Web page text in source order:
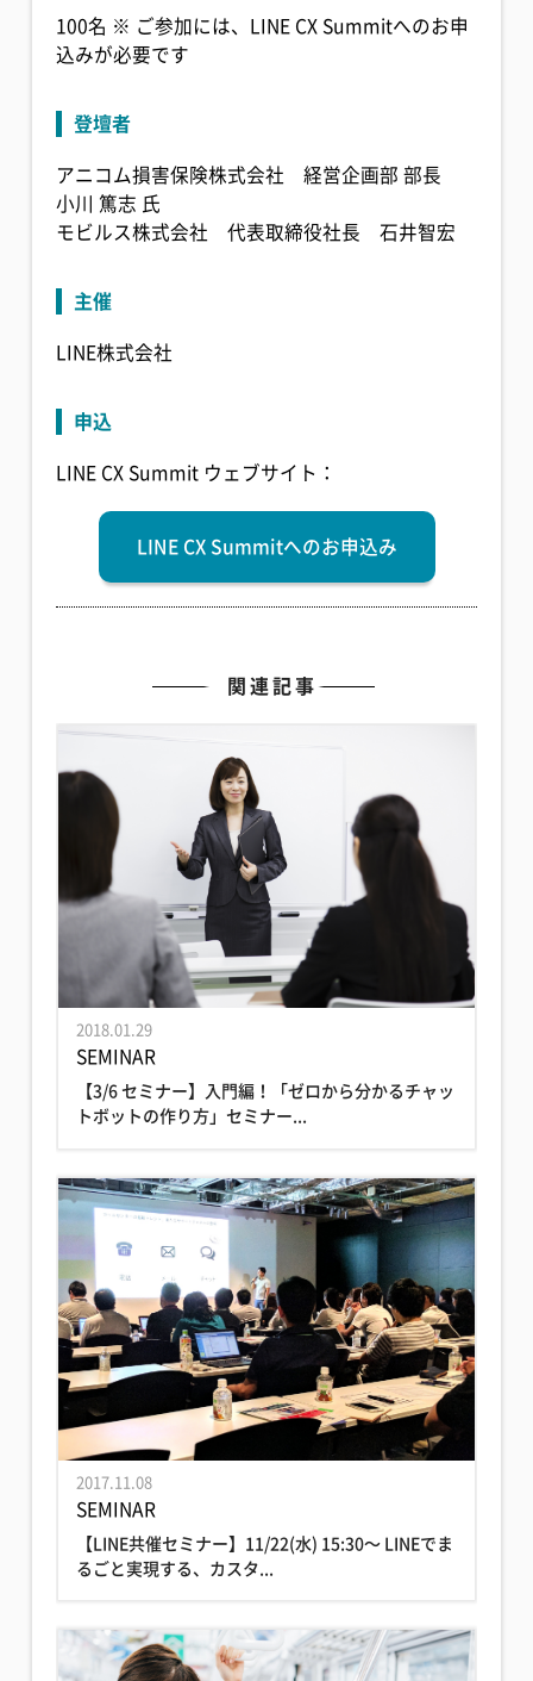
100名 ※ ご参加には、LINE CX Summitへのお申
込みが必要です
登壇者
アニコム損害保険株式会社 経営企画部 部長
小川 篤志 氏
モビルス株式会社 代表取締役社長 石井智宏
主催
LINE株式会社
申込
LINE CX Summit ウェブサイト：
LINE CX Summitへのお申込み
関連記事
2018.01.29
SEMINAR
【3/6 セミナー】入門編！「ゼロから分かるチャッ
トボットの作り方」セミナー...
2017.11.08
SEMINAR
【LINE共催セミナー】11/22(水) 15:30〜 LINEでま
るごと実現する、カスタ...